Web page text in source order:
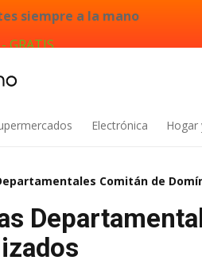
siempre a la mano
GRATIS
Electrónica Hogar
Comitán de